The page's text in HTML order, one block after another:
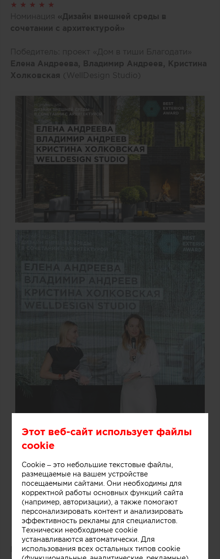
★ ★ ★ ★ ★
Номинация «Дизайн внешней среды в
сочетании с архитектурой»
Победитель: проект «Дом в тиши Благодати»
Елена Андреева, Владимир Андреев, Кристина
Холковская (WellDesign Studio)
Победитель: проект «Дача Фурцевой в Баковке»
Этот веб-сайт использует файлы
cookie
Cookie – это небольшие текстовые файлы,
размещаемые на вашем устройстве
посещаемыми сайтами. Они необходимы для
корректной работы основных функций сайта
(например, авторизации), а также помогают
персонализировать контент и анализировать
эффективность рекламы для специалистов.
Технически необходимые cookie
устанавливаются автоматически. Для
использования всех остальных типов cookie